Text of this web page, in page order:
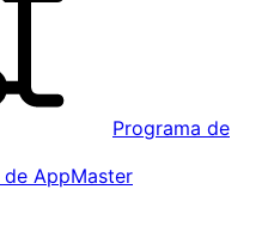
Programa de
AppMaster